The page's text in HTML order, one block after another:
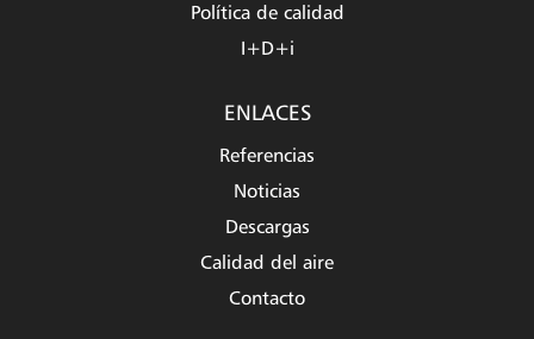
Política de calidad
I+D+i
ENLACES
Referencias
Noticias
Descargas
Calidad del aire
Contacto